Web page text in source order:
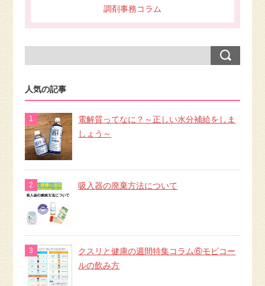
調剤事務コラム
人気の記事
電解質ってなに？～正しい水分補給をしま
しょう～
吸入器の廃棄方法について
クスリと健康の週間特集コラム⑥モビコー
ルの飲み方